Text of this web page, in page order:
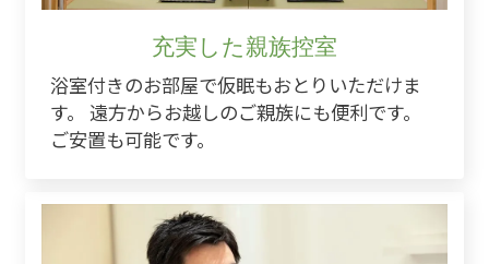
充実した親族控室
浴室付きのお部屋で仮眠もおとりいただけま
す。 遠方からお越しのご親族にも便利です。
ご安置も可能です。